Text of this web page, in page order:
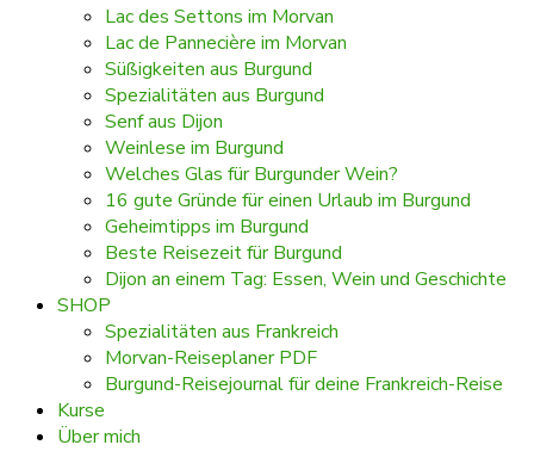
Lac des Settons im Morvan
Lac de Pannecière im Morvan
Süßigkeiten aus Burgund
Spezialitäten aus Burgund
Senf aus Dijon
Weinlese im Burgund
Welches Glas für Burgunder Wein?
16 gute Gründe für einen Urlaub im Burgund
Geheimtipps im Burgund
Beste Reisezeit für Burgund
Dijon an einem Tag: Essen, Wein und Geschichte
SHOP
Spezialitäten aus Frankreich
Morvan-Reiseplaner PDF
Burgund-Reisejournal für deine Frankreich-Reise
Kurse
Über mich